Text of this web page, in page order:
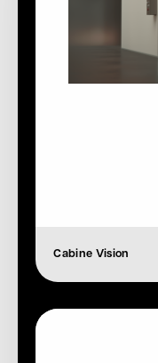
Cabine Vision